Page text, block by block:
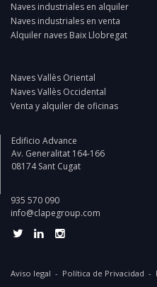
Naves industriales en alquiler
Naves industriales en venta
Alquiler naves Baix Llobregat
Naves Vallès Oriental
Naves Vallès Occidental
Venta y alquiler de oficinas
Edificio Advance
Av. Generalitat 164-166
08174 Sant Cugat
935 570 090
info@clapegroup.com
Aviso legal - Política de Privacidad -